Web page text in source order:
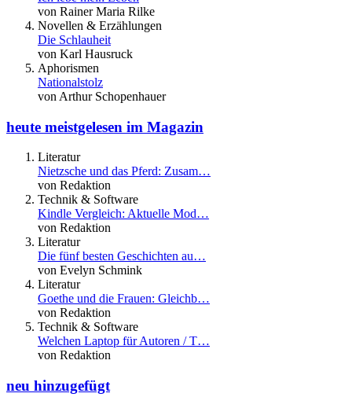
von Rainer Maria Rilke
Novellen & Erzählungen
Die Schlauheit
von Karl Hausruck
Aphorismen
Nationalstolz
von Arthur Schopenhauer
heute meistgelesen im Magazin
Literatur
Nietzsche und das Pferd: Zusam…
von Redaktion
Technik & Software
Kindle Vergleich: Aktuelle Mod…
von Redaktion
Literatur
Die fünf besten Geschichten au…
von Evelyn Schmink
Literatur
Goethe und die Frauen: Gleichb…
von Redaktion
Technik & Software
Welchen Laptop für Autoren / T…
von Redaktion
neu hinzugefügt